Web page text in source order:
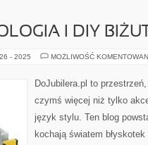
I DIY
- 2025 MOŻLIWOŚĆ
DoJubilera.pl to
czymś więcej niż tylko
język stylu. Ten blog
kochają światem